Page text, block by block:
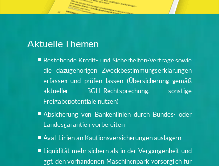
Aktuelle Themen
Bestehende Kredit- und Sicherheiten-Verträge sowie
die dazugehörigen Zweckbestimmungserklärungen
erfassen und prüfen lassen (Übersicherung gemäß
aktueller BGH-Rechtsprechung, sonstige
Freigabepotentiale nutzen)
Absicherung von Bankenlinien durch Bundes- oder
Landesgarantien vorbereiten
Aval-Linien an Kautionsversicherungen auslagern
Liquidität mehr sichern als in der Vergangenheit und
ggf. den vorhandenen Maschinenpark vorsorglich für